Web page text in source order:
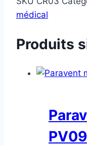
médical
Produits
PV09